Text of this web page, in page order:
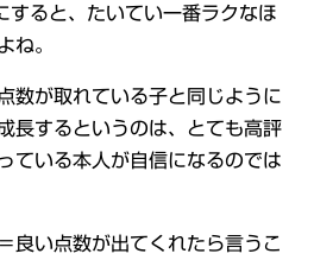
すると、たいてい一番ラクなほ
ね。
数が取れている子と同じように
長するというのは、とても高評
ている本人が自信になるのでは
良い点数が出てくれたら言うこ